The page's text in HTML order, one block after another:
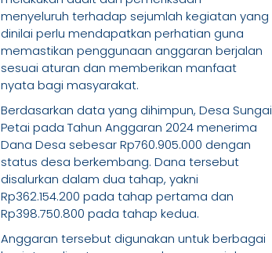
menyeluruh terhadap sejumlah kegiatan yang
dinilai perlu mendapatkan perhatian guna
memastikan penggunaan anggaran berjalan
sesuai aturan dan memberikan manfaat
nyata bagi masyarakat.
Berdasarkan data yang dihimpun, Desa Sungai
Petai pada Tahun Anggaran 2024 menerima
Dana Desa sebesar Rp760.905.000 dengan
status desa berkembang. Dana tersebut
disalurkan dalam dua tahap, yakni
Rp362.154.200 pada tahap pertama dan
Rp398.750.800 pada tahap kedua.
Anggaran tersebut digunakan untuk berbagai